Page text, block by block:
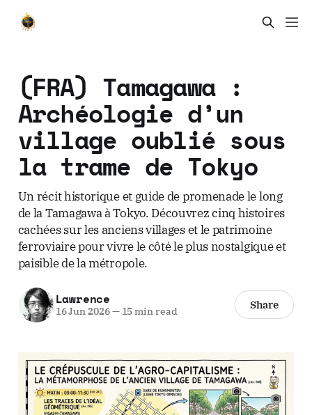
(FRA) Tamagawa :
Archéologie d’un
village oublié sous
la trame de Tokyo
Un récit historique et guide de promenade le long
de la Tamagawa à Tokyo. Découvrez cinq histoires
cachées sur les anciens villages et le patrimoine
ferroviaire pour vivre le côté le plus nostalgique et
paisible de la métropole.
Lawrence
16 Jun 2026—15 min read Share